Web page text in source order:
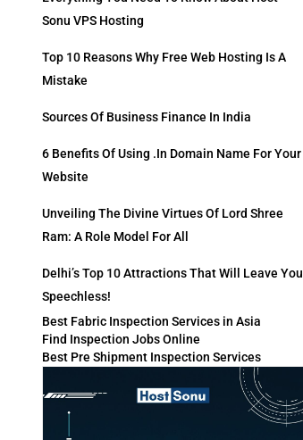
Sonu VPS Hosting
Top 10 Reasons Why Free Web Hosting Is A
Mistake
Sources Of Business Finance In India
6 Benefits Of Using .in Domain Name For Your
Website
Unveiling The Divine Virtues Of Lord Shree
Ram: A Role Model For All
Delhi’s Top 10 Attractions That Will Leave You
Speechless!
Best Fabric Inspection Services in Asia
Find Inspection Jobs Online
Best Pre Shipment Inspection Services